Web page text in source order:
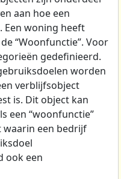
aan hoe een
woning heeft
“Woonfunctie”. Voor
gedefinieerd.
worden
verblijfsobject
is. Dit object kan
een “woonfunctie”
waarin een bedrijf
ook een